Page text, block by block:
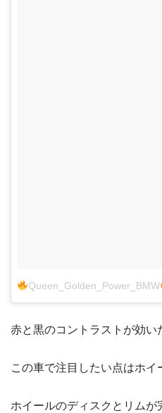
Queen_Golden_Power_BMW
赤と黒のコントラストが効い
この車で注目したい点はホイ
ホイールのディスクとリム